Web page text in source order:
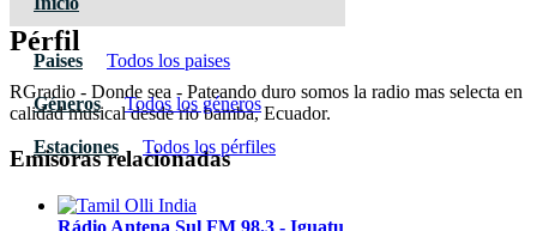
Paises Todos los paises
Géneros Todos los géneros
Estaciones Todos los pérfiles
Pérfil
RGradio - Donde sea - Pateando duro somos la radio mas selecta en
calidad musical desde rio bamba, Ecuador.
Emisoras relacionadas